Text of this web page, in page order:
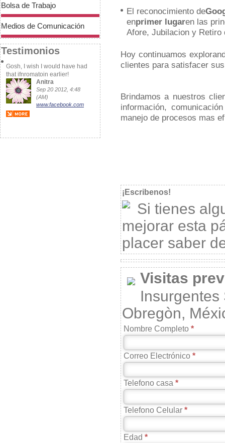
Bolsa de Trabajo
Medios de Comunicación
Testimonios
www.bing.com
Gosh, I wish I would have had
that ifnromatoin earlier!
Anitra
Sep 20 2012, 4:48
(AM)
www.facebook.com
El reconocimiento de
enprimer lugaren las
Afore, Jubilacion y Retiro
Hoy continuamos
clientes para satisfacer
Brindamos a nuestros
información,
manejo de procesos mas
¡Escribenos!
Si tienes
mejorar esta
placer saber
Visitas
Insurgentes
Obregòn,
Nombre Completo
Correo Electrónico
Telefono casa
Telefono Celular
Edad